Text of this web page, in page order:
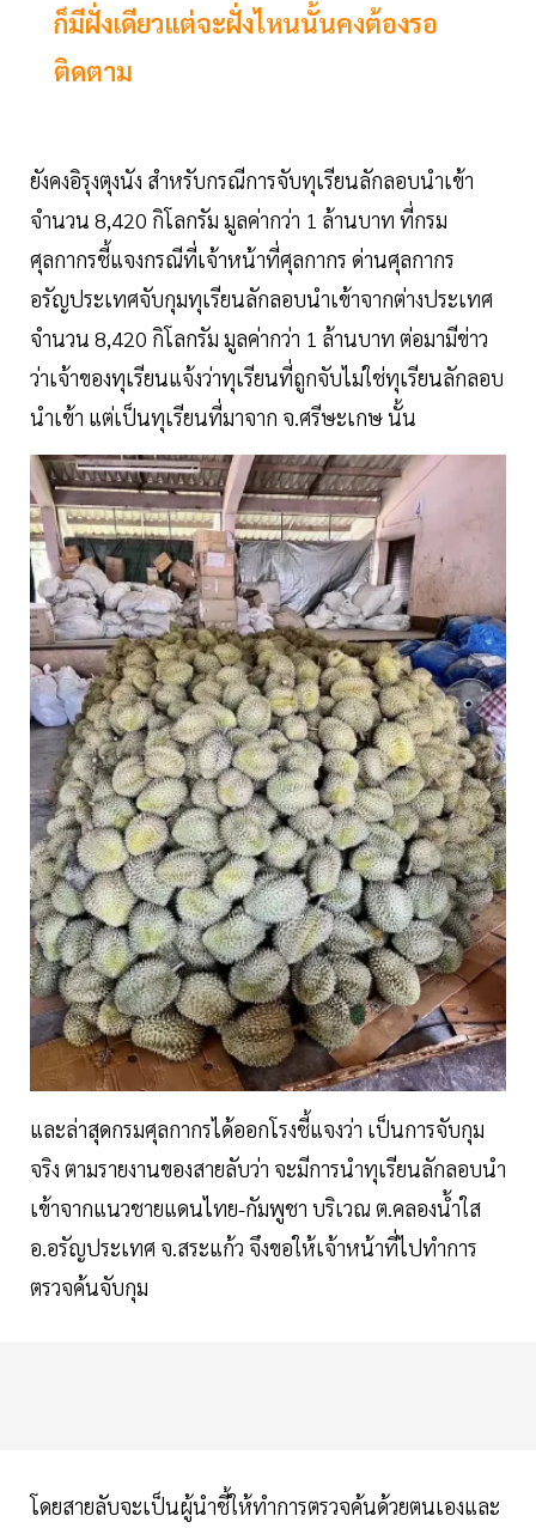
ก็มีฝั่งเดียวแต่จะฝั่งไหนนั้นคงต้องรอ
ติดตาม
ยังคงอิรุงตุงนัง สำหรับกรณีการจับทุเรียนลักลอบนำเข้า
จำนวน 8,420 กิโลกรัม มูลค่ากว่า 1 ล้านบาท ที่กรม
ศุลกากรชี้แจงกรณีที่เจ้าหน้าที่ศุลกากร ด่านศุลกากร
อรัญประเทศจับกุมทุเรียนลักลอบนำเข้าจากต่างประเทศ
จำนวน 8,420 กิโลกรัม มูลค่ากว่า 1 ล้านบาท ต่อมามีข่าว
ว่าเจ้าของทุเรียนแจ้งว่าทุเรียนที่ถูกจับไม่ใช่ทุเรียนลักลอบ
นำเข้า แต่เป็นทุเรียนที่มาจาก จ.ศรีษะเกษ นั้น
และล่าสุดกรมศุลกากรได้ออกโรงชี้แจงว่า เป็นการจับกุม
จริง ตามรายงานของสายลับว่า จะมีการนำทุเรียนลักลอบนำ
เข้าจากแนวชายแดนไทย-กัมพูชา บริเวณ ต.คลองน้ำใส
อ.อรัญประเทศ จ.สระแก้ว จึงขอให้เจ้าหน้าที่ไปทำการ
ตรวจค้นจับกุม
โดยสายลับจะเป็นผู้นำชี้ให้ทำการตรวจค้นด้วยตนเองและ